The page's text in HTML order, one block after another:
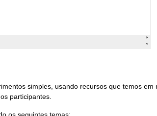
simples, usando recursos que temos
participantes.